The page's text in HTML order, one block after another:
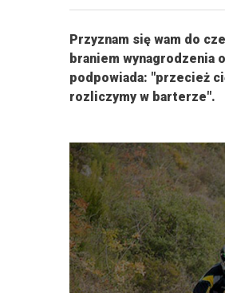
Przyznam się wam do
braniem wynagrodzenia
podpowiada: "przecież
rozliczymy w barterze".